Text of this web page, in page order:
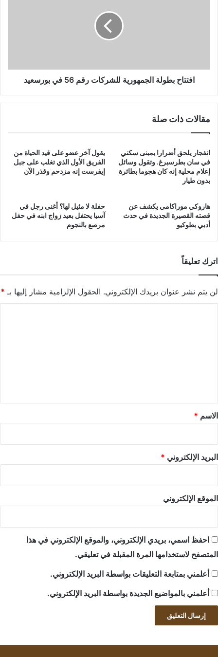
افتتاح بطولة الجمهورية للشركات رقم 56 في بورسعيد
مقالات ذات صلة
انفجار يلحق أضرارا بمبنى سكني
في سان بطرسبرغ. وتقول وسائل
إعلام محلية إنه كان هجوما بطائرة
بدون طيار
يقول آخر عضو على قيد الحياة من
الفريق الأول الذي تغلب على جبل
إيفرست إنه مزدحم وقذر الآن
هاروكي موراكامي يكشف عن
قصته القصيرة الجديدة في حدث
أدبي بطوكيو
حفلة لا مثيل لها؟ أغنى رجل في
آسيا يحتفل بعيد زواج ابنه في حفل
مرصع بالنجوم
اترك تعليقاً
لن يتم نشر عنوان بريدك الإلكتروني. الحقول الإلزامية مشار إليها بـ *
*
الاسم *
البريد الإلكتروني *
الموقع الإلكتروني
احفظ اسمي، بريدي الإلكتروني، والموقع الإلكتروني في هذا
المتصفح لاستخدامها المرة المقبلة في تعليقي.
أعلمني بمتابعة التعليقات بواسطة البريد الإلكتروني.
أعلمني بالمواضيع الجديدة بواسطة البريد الإلكتروني.